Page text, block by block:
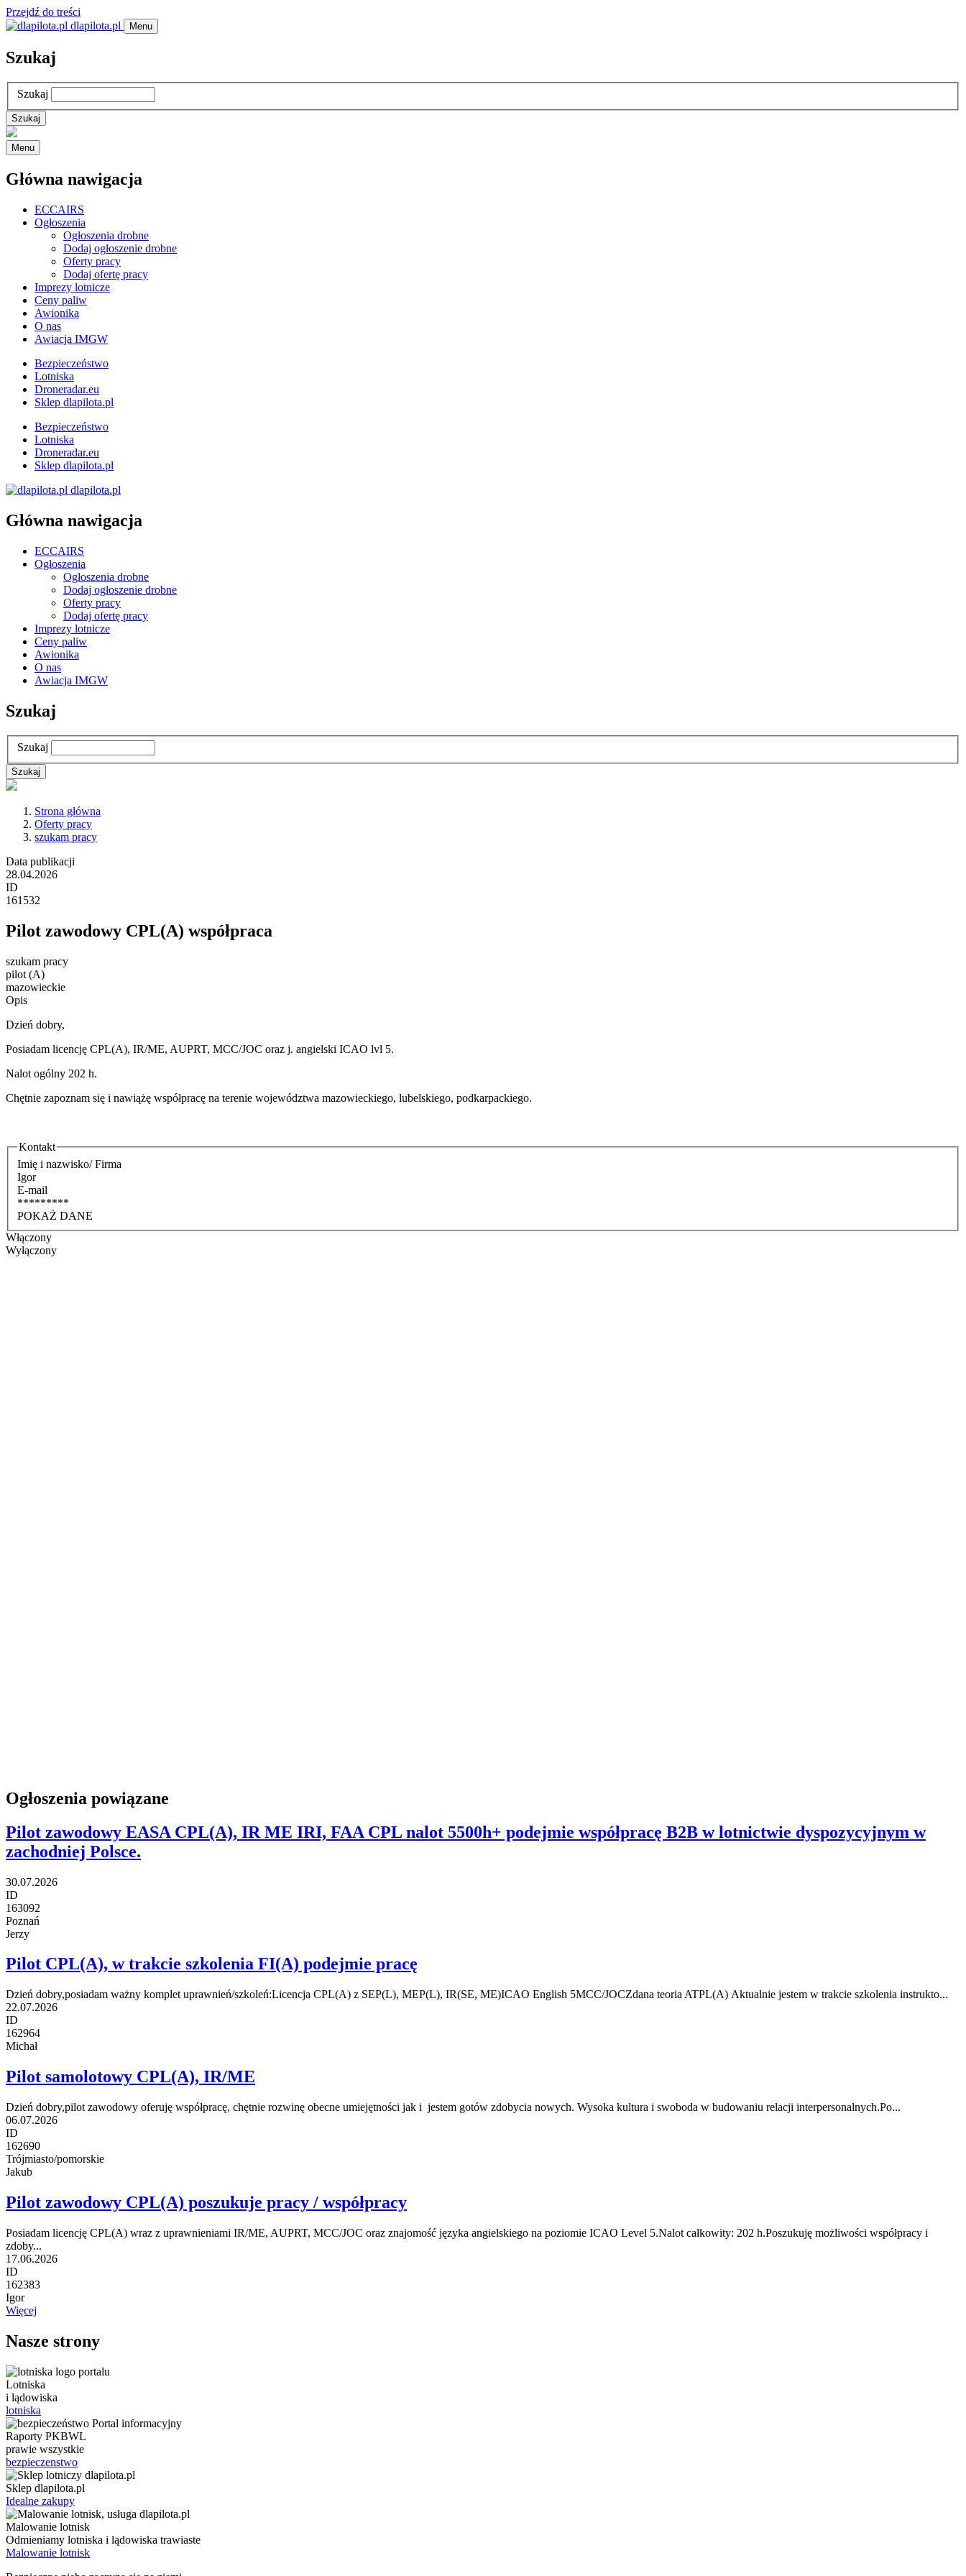
Przejdź do treści
dlapilota.pl
Menu
Szukaj
Szukaj
Menu
Główna nawigacja
ECCAIRS
Ogłoszenia
Ogłoszenia drobne
Dodaj ogłoszenie drobne
Oferty pracy
Dodaj ofertę pracy
Imprezy lotnicze
Ceny paliw
Awionika
O nas
Awiacja IMGW
Bezpieczeństwo
Lotniska
Droneradar.eu
Sklep dlapilota.pl
Bezpieczeństwo
Lotniska
Droneradar.eu
Sklep dlapilota.pl
dlapilota.pl
Główna nawigacja
ECCAIRS
Ogłoszenia
Ogłoszenia drobne
Dodaj ogłoszenie drobne
Oferty pracy
Dodaj ofertę pracy
Imprezy lotnicze
Ceny paliw
Awionika
O nas
Awiacja IMGW
Szukaj
Szukaj
Strona główna
Oferty pracy
szukam pracy
Data publikacji
28.04.2026
ID
161532
Pilot zawodowy CPL(A) współpraca
szukam pracy
pilot (A)
mazowieckie
Opis
Dzień dobry,
Posiadam licencję CPL(A), IR/ME, AUPRT, MCC/JOC oraz j. angielski ICAO lvl 5.
Nalot ogólny 202 h.
Chętnie zapoznam się i nawiążę współpracę na terenie województwa mazowieckiego, lubelskiego, podkarpackiego.
Kontakt
Imię i nazwisko/ Firma
Igor
E-mail
*********
POKAŻ DANE
Włączony
Wyłączony
Ogłoszenia powiązane
Pilot zawodowy EASA CPL(A), IR ME IRI, FAA CPL nalot 5500h+ podejmie współpracę B2B w lotnictwie dyspozycyjnym w
zachodniej Polsce.
30.07.2026
ID
163092
Poznań
Jerzy
Pilot CPL(A), w trakcie szkolenia FI(A) podejmie pracę
Dzień dobry,posiadam ważny komplet uprawnień/szkoleń:Licencja CPL(A) z SEP(L), MEP(L), IR(SE, ME)ICAO English 5MCC/JOCZdana teoria ATPL(A) Aktualnie jestem w trakcie szkolenia instrukto...
22.07.2026
ID
162964
Michał
Pilot samolotowy CPL(A), IR/ME
Dzień dobry,pilot zawodowy oferuję współpracę, chętnie rozwinę obecne umiejętności jak i jestem gotów zdobycia nowych. Wysoka kultura i swoboda w budowaniu relacji interpersonalnych.Po...
06.07.2026
ID
162690
Trójmiasto/pomorskie
Jakub
Pilot zawodowy CPL(A) poszukuje pracy / współpracy
Posiadam licencję CPL(A) wraz z uprawnieniami IR/ME, AUPRT, MCC/JOC oraz znajomość języka angielskiego na poziomie ICAO Level 5.Nalot całkowity: 202 h.Poszukuję możliwości współpracy i
zdoby...
17.06.2026
ID
162383
Igor
Więcej
Nasze strony
Lotniska
i lądowiska
lotniska
Raporty PKBWL
prawie wszystkie
bezpieczenstwo
Sklep dlapilota.pl
Idealne zakupy
Malowanie lotnisk
Odmieniamy lotniska i lądowiska trawiaste
Malowanie lotnisk